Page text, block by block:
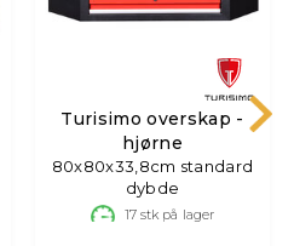
Turisimo overskap -
hjørne
80x80x33,8cm standard
dybde
17stk på lager